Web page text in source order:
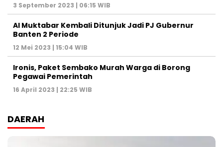
3 September 2023 | 06:15 WIB
Al Muktabar Kembali Ditunjuk Jadi PJ Gubernur
Banten 2 Periode
12 Mei 2023 | 15:04 WIB
Ironis, Paket Sembako Murah Warga di Borong
Pegawai Pemerintah
16 April 2023 | 22:25 WIB
DAERAH